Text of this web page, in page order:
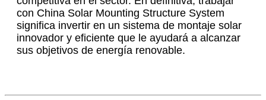
con China Solar Mounting Structure System
significa invertir en un sistema de montaje solar
innovador y eficiente que le ayudará a alcanzar
sus objetivos de energía renovable.